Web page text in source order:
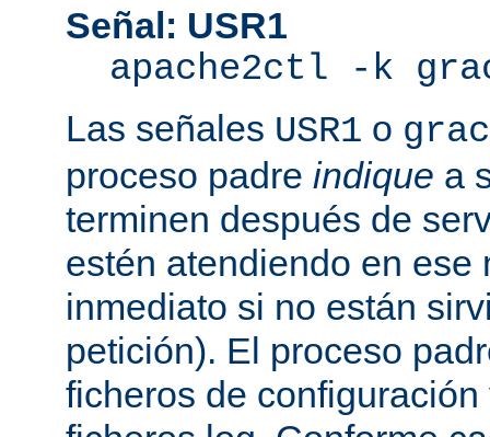
Señal: USR1
apache2ctl -k
Las señales USR1 o
proceso padre indique a
terminen después de
estén atendiendo en ese
inmediato si no están
petición). El proceso
ficheros de